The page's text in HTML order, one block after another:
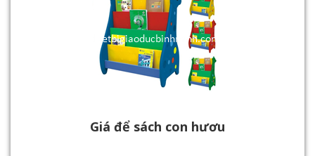
Giá để sách con hươu